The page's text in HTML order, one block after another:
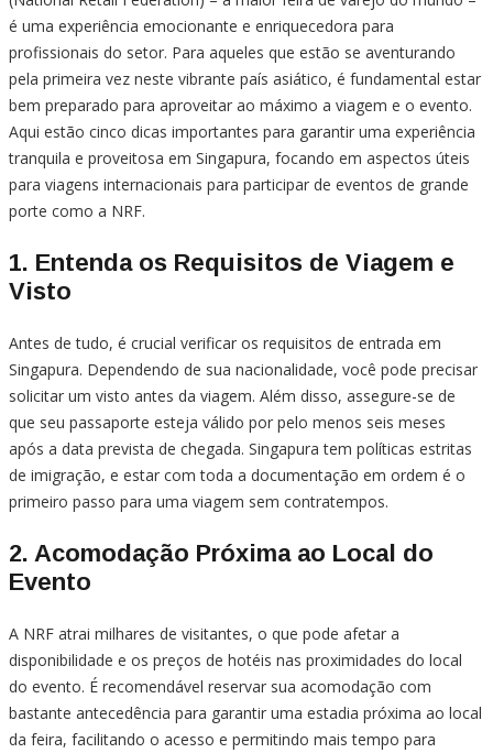
é uma experiência emocionante e enriquecedora para
profissionais do setor. Para aqueles que estão se aventurando
pela primeira vez neste vibrante país asiático, é fundamental estar
bem preparado para aproveitar ao máximo a viagem e o evento.
Aqui estão cinco dicas importantes para garantir uma experiência
tranquila e proveitosa em Singapura, focando em aspectos úteis
para viagens internacionais para participar de eventos de grande
porte como a NRF.
1. Entenda os Requisitos de Viagem e
Visto
Antes de tudo, é crucial verificar os requisitos de entrada em
Singapura. Dependendo de sua nacionalidade, você pode precisar
solicitar um visto antes da viagem. Além disso, assegure-se de
que seu passaporte esteja válido por pelo menos seis meses
após a data prevista de chegada. Singapura tem políticas estritas
de imigração, e estar com toda a documentação em ordem é o
primeiro passo para uma viagem sem contratempos.
2. Acomodação Próxima ao Local do
Evento
A NRF atrai milhares de visitantes, o que pode afetar a
disponibilidade e os preços de hotéis nas proximidades do local
do evento. É recomendável reservar sua acomodação com
bastante antecedência para garantir uma estadia próxima ao local
da feira, facilitando o acesso e permitindo mais tempo para